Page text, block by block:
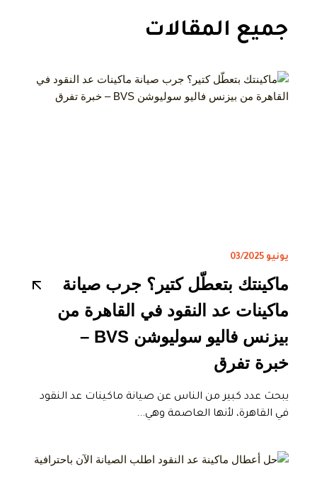
جميع المقالات
يونيو 03/2025
ماكينتك بتعطّل كتير؟ جرب صيانة
ماكينات عد النقود في القاهرة من
بيزنس فاليو سوليوشن BVS –
خبرة تفرق
يبحث عدد كبير من الناس عن صيانة ماكينات عد النقود
في القاهرة، لأنها العاصمة وهي...